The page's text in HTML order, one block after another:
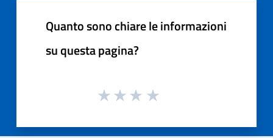
Quanto sono chiare le informazioni
su questa pagina?